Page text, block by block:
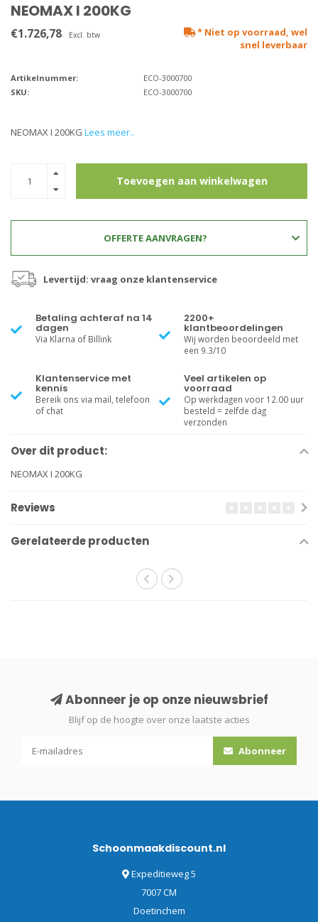
NEOMAX I 200KG
€1.726,78 Excl. btw
* Niet op voorraad, wel
snel leverbaar
Artikelnummer:
ECO-3000700
SKU:
ECO-3000700
NEOMAX I 200KG Lees meer..
Toevoegen aan winkelwagen
OFFERTE AANVRAGEN?
Levertijd: vraag onze klantenservice
Betaling achteraf na 14
dagen
Via Klarna of Billink
2200+
klantbeoordelingen
Wij worden beoordeeld met
een 9.3/10
Klantenservice met
kennis
Bereik ons via mail, telefoon
of chat
Veel artikelen op
voorraad
Op werkdagen voor 12.00 uur
besteld = zelfde dag
verzonden
Over dit product:
NEOMAX I 200KG
Reviews
Gerelateerde producten
Abonneer je op onze nieuwsbrief
Blijf op de hoogte over onze laatste acties
Abonneer
Schoonmaakdiscount.nl
Expeditieweg 5
7007 CM
Doetinchem